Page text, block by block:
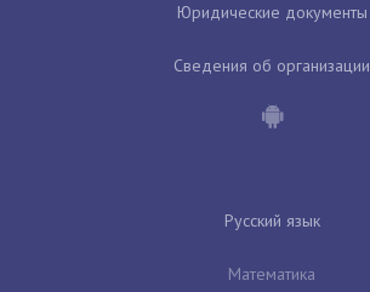
Юридические документы
Сведения об организации
Русский язык
Математика